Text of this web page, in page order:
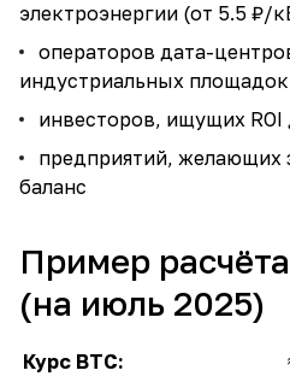
электроэнергии (от 5.5 ₽/
операторов дата-
индустриальных площадок
инвесторов, ищущих ROI
предприятий, желающих
баланс
Пример
(на июль 2025)
Курс BTC: